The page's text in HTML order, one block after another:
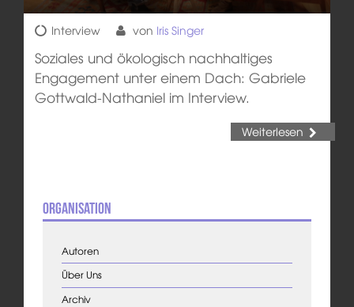
Interview von Iris Singer
Soziales und ökologisch nachhaltiges
Engagement unter einem Dach: Gabriele
Gottwald-Nathaniel im Interview.
Weiterlesen
Organisation
Autoren
Über Uns
Archiv